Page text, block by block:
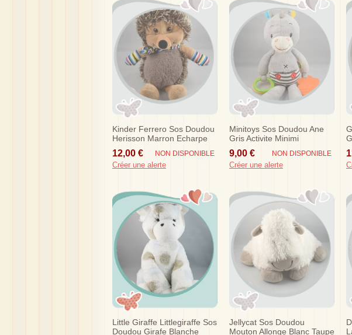
Kinder Ferrero Sos Doudou
Herisson Marron Echarpe
12,00 € NON DISPONIBLE
Créer une alerte
Minitoys Sos Doudou Ane
Gris Activite Minimi
9,00 € NON DISPONIBLE
Créer une alerte
Little Giraffe Littlegiraffe Sos
Doudou Girafe Blanche
Jellycat Sos Doudou
Mouton Allonge Blanc Taupe